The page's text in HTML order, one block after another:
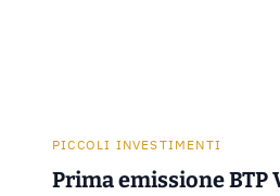
PICCOLI INVESTIMENTI
Prima emissione BTP